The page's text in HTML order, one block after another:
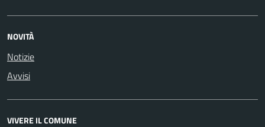
NOVITÀ
Notizie
Avvisi
VIVERE IL COMUNE